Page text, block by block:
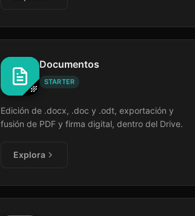
Documentos
STARTER
Edición de .docx, .doc y .odt, exportación y
fusión de PDF y firma digital, dentro del Drive.
Explora